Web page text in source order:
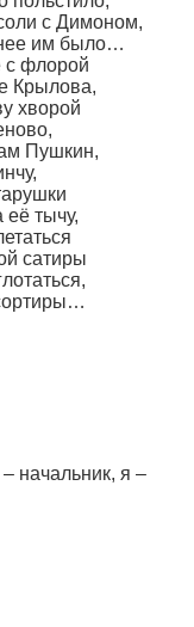
с Димоном,
им было…
с флорой
Крылова,
хворой
Пушкин,
её тычу,
сатиры
начальник, я –